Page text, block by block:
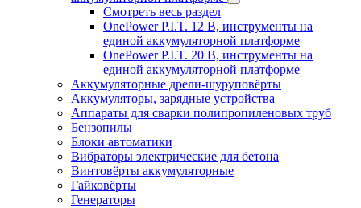
Смотреть весь раздел
OnePower P.I.T. 12 В, инструменты на
единой аккумуляторной платформе
OnePower P.I.T. 20 В, инструменты на
единой аккумуляторной платформе
Аккумуляторные дрели-шуруповёрты
Аккумуляторы, зарядные устройства
Аппараты для сварки полипропиленовых труб
Бензопилы
Блоки автоматики
Вибраторы электрические для бетона
Винтовёрты аккумуляторные
Гайковёрты
Генераторы